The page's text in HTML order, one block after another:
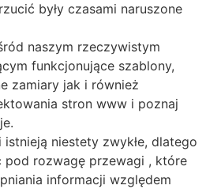
były czasami naruszone
naszym rzeczywistym
funkcjonujące szablony,
zamiary jak i również
stron www i poznaj
niestety zwykłe, dlatego
pod rozwagę przewagi , które
informacji względem